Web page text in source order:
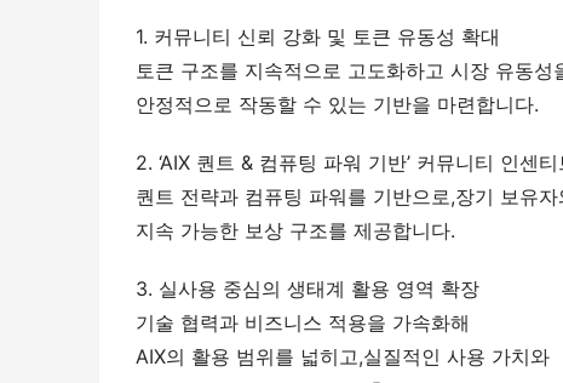
1. 커뮤니티 신뢰 강화 및 토큰 유동성 확대
토큰 구조를 지속적으로 고도화하고 시장 유동
안정적으로 작동할 수 있는 기반을 마련합니다.
2. ‘AIX 퀀트 & 컴퓨팅 파워 기반’ 커뮤니티 인센
퀀트 전략과 컴퓨팅 파워를 기반으로,장기 보유
지속 가능한 보상 구조를 제공합니다.
3. 실사용 중심의 생태계 활용 영역 확장
기술 협력과 비즈니스 적용을 가속화해
AIX의 활용 범위를 넓히고,실질적인 사용 가치와